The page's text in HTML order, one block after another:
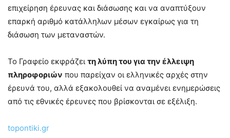
επιχείρηση έρευνας και διάσωσης και να αναπτύξουν
επαρκή αριθμό κατάλληλων μέσων εγκαίρως για τη
διάσωση των μεταναστών.
Το Γραφείο εκφράζει τη λύπη του για την έλλειψη
πληροφοριών που παρείχαν οι ελληνικές αρχές στην
έρευνά του, αλλά εξακολουθεί να αναμένει ενημερώσεις
από τις εθνικές έρευνες που βρίσκονται σε εξέλιξη.
topontiki.gr